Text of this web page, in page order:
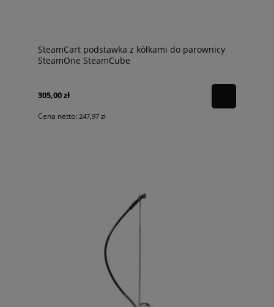
SteamCart podstawka z kółkami do parownicy
SteamOne SteamCube
305,00 zł
Cena netto: 247,97 zł